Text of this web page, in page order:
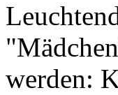
werden: